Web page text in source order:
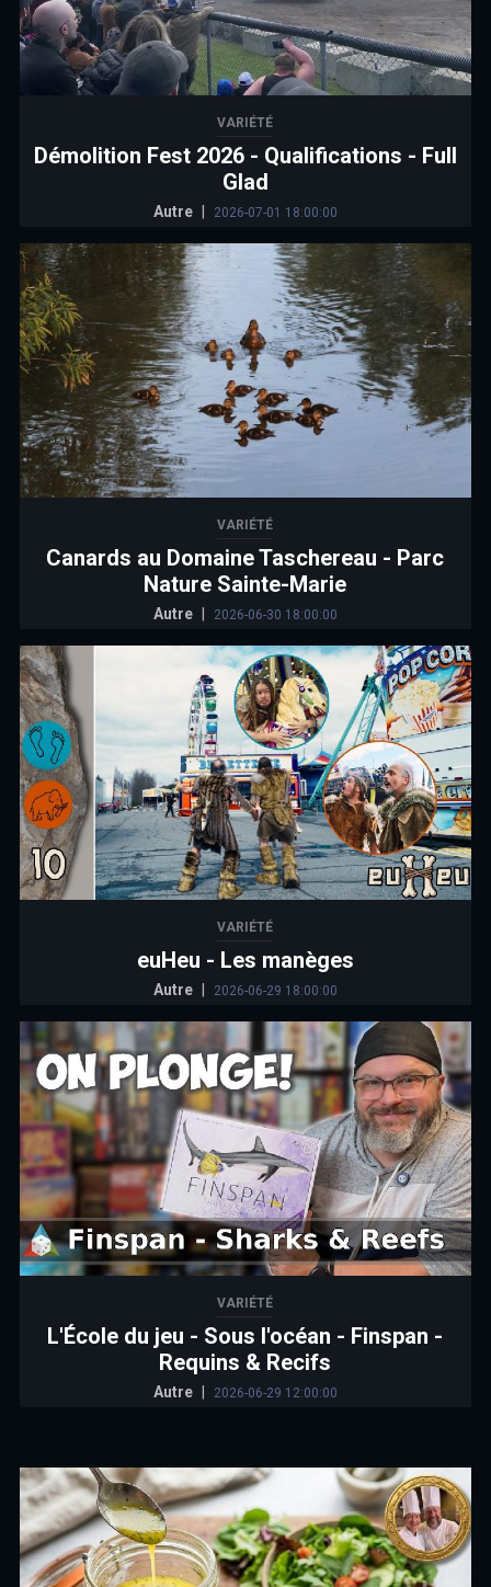
VARIÉTÉ
Démolition Fest 2026 - Qualifications - Full
Glad
Autre 2026-07-01 18:00:00
VARIÉTÉ
Canards au Domaine Taschereau - Parc
Nature Sainte-Marie
Autre 2026-06-30 18:00:00
VARIÉTÉ
euHeu - Les manèges
Autre 2026-06-29 18:00:00
VARIÉTÉ
L'École du jeu - Sous l'océan - Finspan -
Requins & Recifs
Autre 2026-06-29 12:00:00